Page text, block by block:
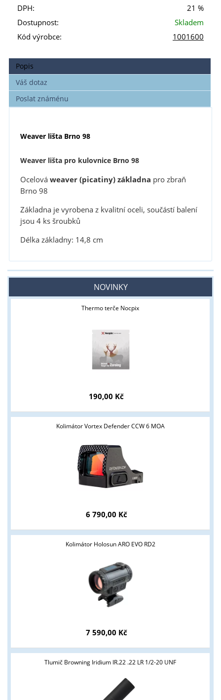
DPH:
21 %
Dostupnost:
Skladem
Kód výrobce:
1001600
Popis
Váš dotaz
Poslat známénu
Weaver lišta Brno 98
Weaver lišta pro kulovnice Brno 98
Ocelováweaver (picatiny) základna pro zbraň
Brno 98
Základna je vyrobena z kvalitní oceli, součástí balení
jsou 4 ks šroubků
Délka základny: 14,8 cm
NOVINKY
Thermo terče Nocpix
190,00 Kč
Kolimátor Vortex Defender CCW 6 MOA
6 790,00 Kč
Kolimátor Holosun ARO EVO RD2
7 590,00 Kč
Tlumič Browning Iridium IR.22 .22 LR 1/2-20 UNF